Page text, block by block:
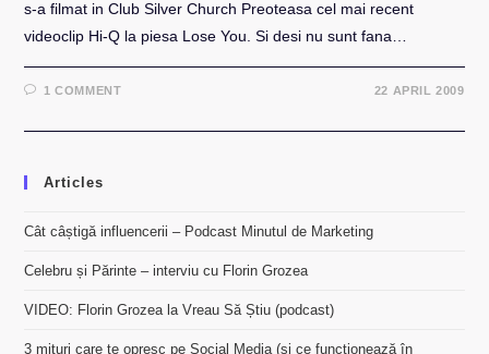
s-a filmat in Club Silver Church Preoteasa cel mai recent
videoclip Hi-Q la piesa Lose You. Si desi nu sunt fana…
1 COMMENT 22 APRIL 2009
Articles
Cât câștigă influencerii – Podcast Minutul de Marketing
Celebru și Părinte – interviu cu Florin Grozea
VIDEO: Florin Grozea la Vreau Să Știu (podcast)
3 mituri care te opresc pe Social Media (și ce funcționează în